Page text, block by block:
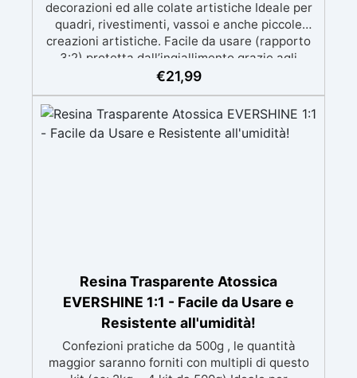
decorazioni ed alle colate artistiche Ideale per
quadri, rivestimenti, vassoi e anche piccole
creazioni artistiche. Facile da usare (rapporto
3:2) protetta dall’ingiallimento grazie agli
speciali filtri UV Formula densa : non cola via,
in 12-24h garantendo una superficie lucida e
brillante
€21,99
Resina Trasparente Atossica
EVERSHINE 1:1 - Facile da Usare e
Resistente all'umidità!
Confezioni pratiche da 500g , le quantità
maggior saranno forniti con multipli di questo